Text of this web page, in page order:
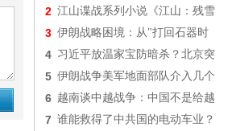
2 江山谍战系列小说《江山：残雪
3 伊朗战略困境：从"打回石器时
4 习近平放温家宝防暗杀？北京突
5 伊朗战争美军地面部队介入几个
6 越南谈中越战争：中国不是给越
7 谁能救得了中共国的电动车业？